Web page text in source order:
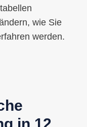
wie Sie
werden.